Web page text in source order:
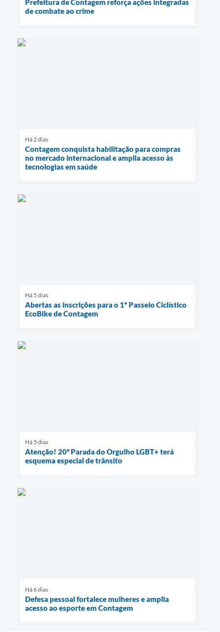
Prefeitura de Contagem reforça ações integradas
de combate ao crime
Há 2 dias
Contagem conquista habilitação para compras
no mercado internacional e amplia acesso às
tecnologias em saúde
Há 5 dias
Abertas as inscrições para o 1º Passeio Ciclístico
EcoBike de Contagem
Há 5 dias
Atenção! 20ª Parada do Orgulho LGBT+ terá
esquema especial de trânsito
Há 6 dias
Defesa pessoal fortalece mulheres e amplia
acesso ao esporte em Contagem